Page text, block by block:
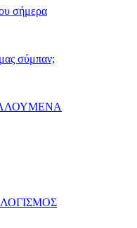
σήμερα
σύμπαν;